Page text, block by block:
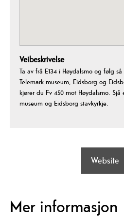
Veibeskrivelse
Ta av frå E134 i Høydalsmo og følg
Telemark museum, Eidsborg og
kjører du Fv 450 mot Høydalsmo. Sjå
museum og Eidsborg stavkyrkje.
Website
Mer informasjon